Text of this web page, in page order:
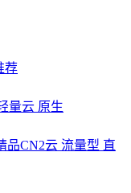
荐
量云 原生
品CN2云 流量型 直